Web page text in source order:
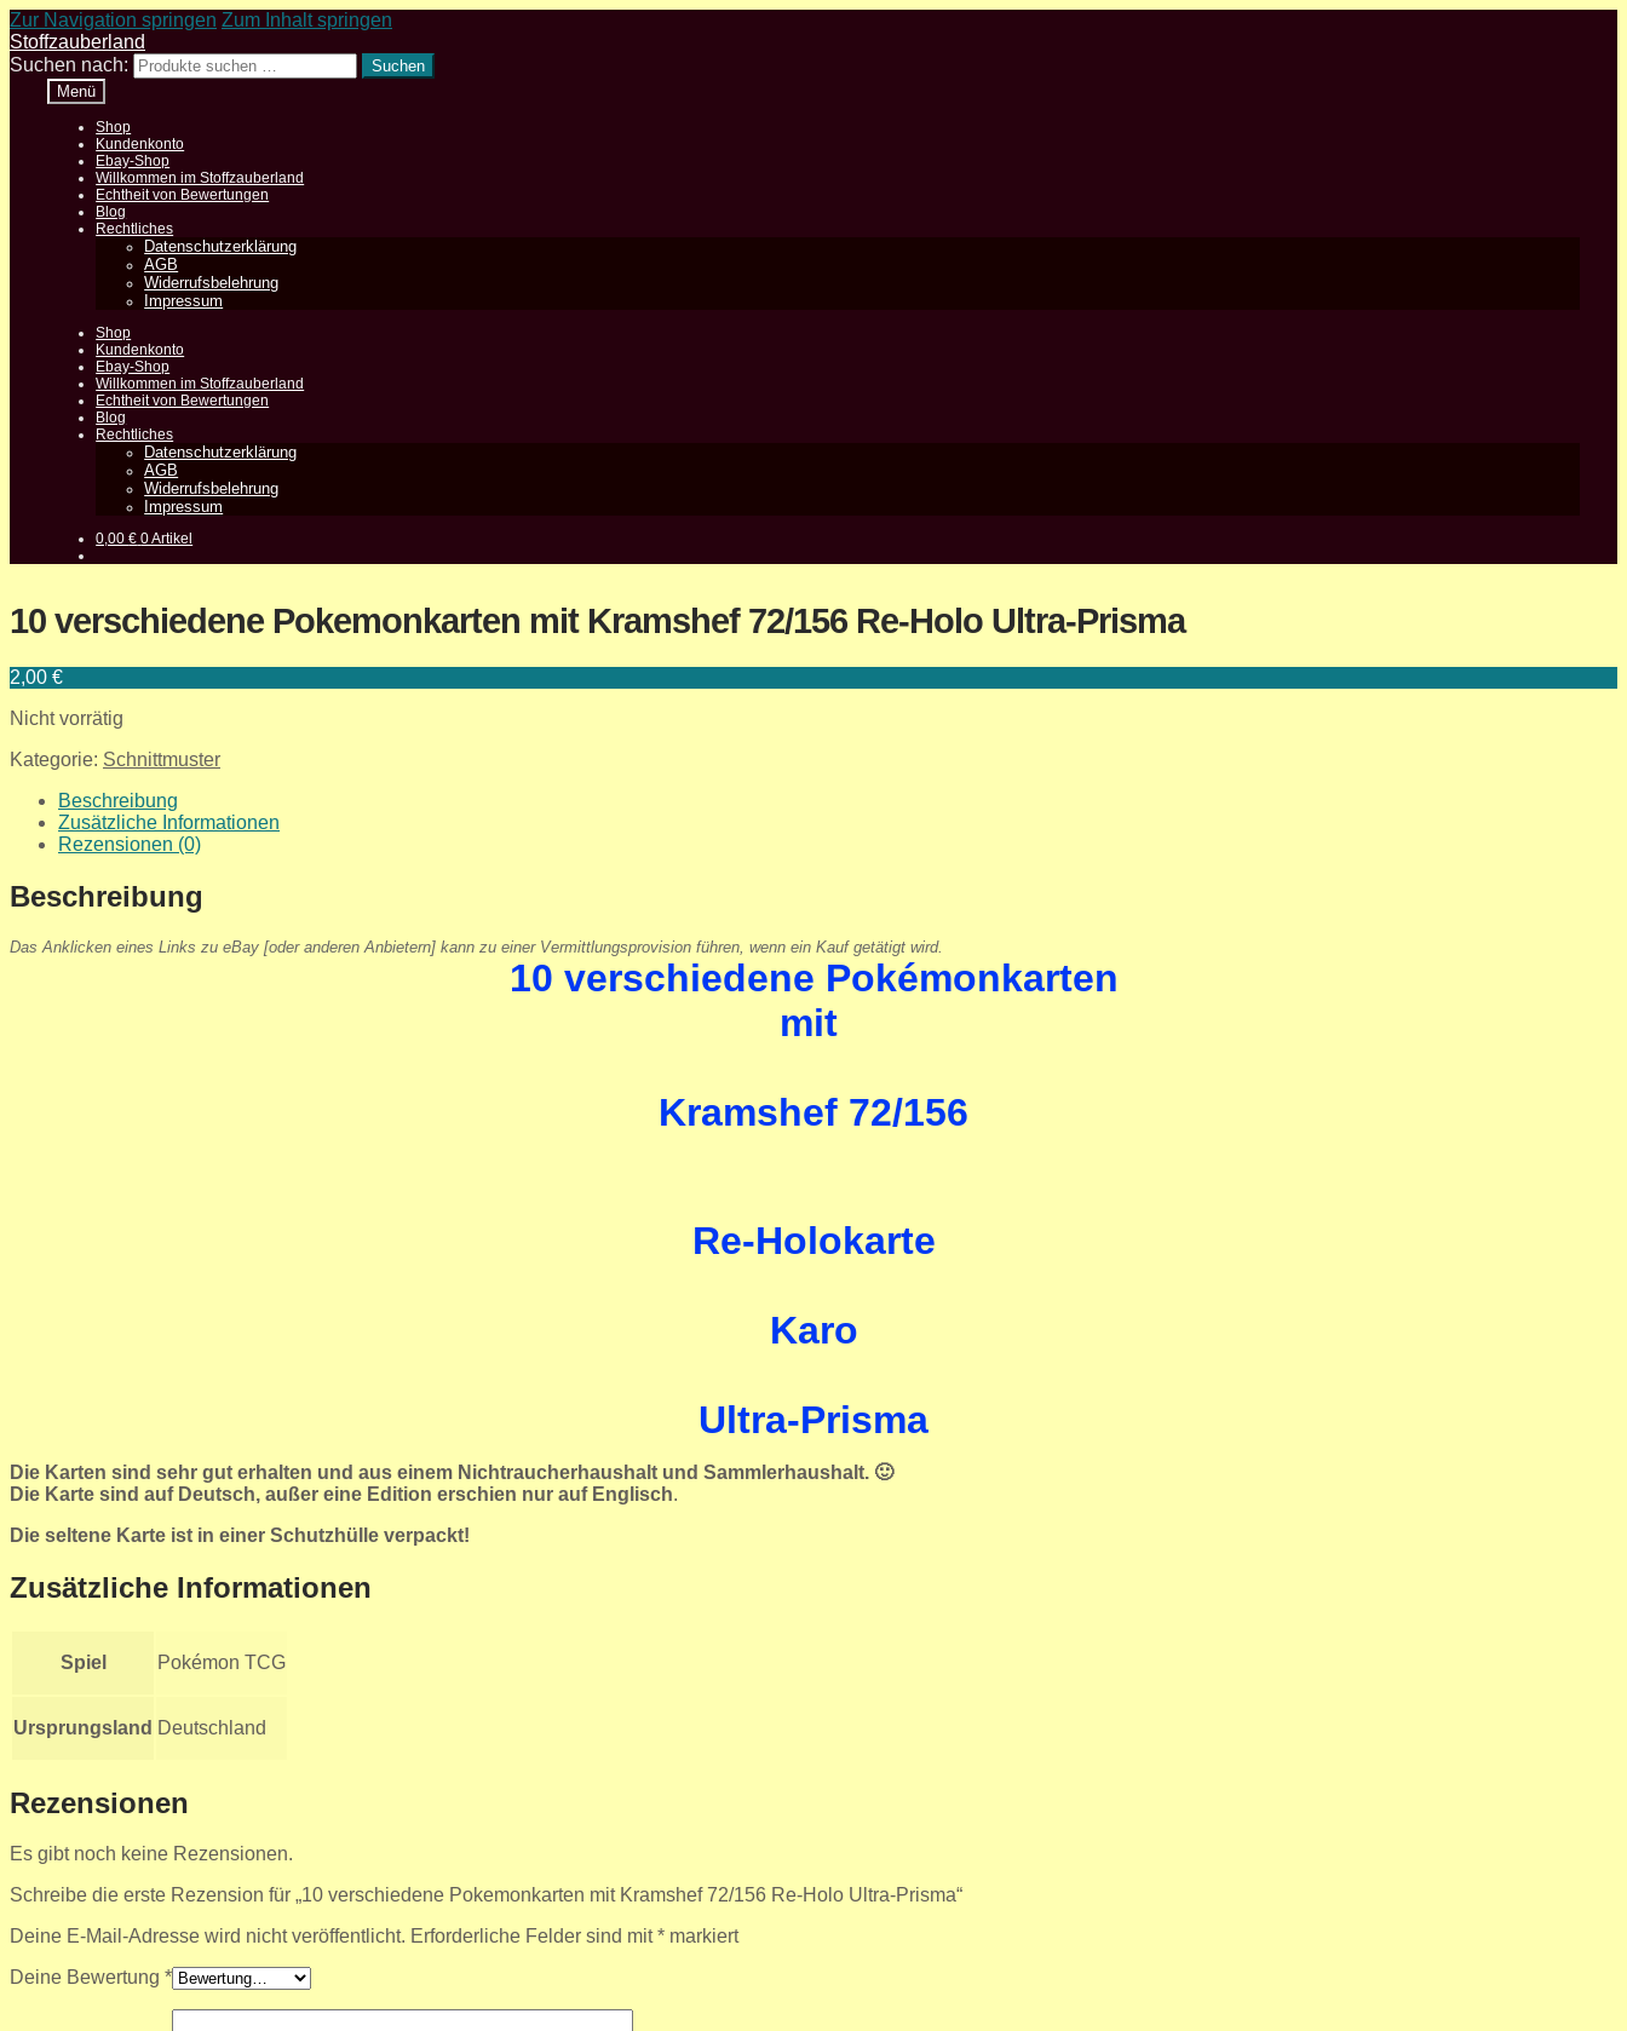
Zur Navigation springen Zum Inhalt springen
Stoffzauberland
Suchen nach:
Suchen
Menü
Shop
Kundenkonto
Ebay-Shop
Willkommen im Stoffzauberland
Echtheit von Bewertungen
Blog
Rechtliches
Datenschutzerklärung
AGB
Widerrufsbelehrung
Impressum
Shop
Kundenkonto
Ebay-Shop
Willkommen im Stoffzauberland
Echtheit von Bewertungen
Blog
Rechtliches
Datenschutzerklärung
AGB
Widerrufsbelehrung
Impressum
0,00€ 0 Artikel
10 verschiedene Pokemonkarten mit Kramshef 72/156 Re-Holo Ultra-Prisma
2,00 €
Nicht vorrätig
Kategorie: Schnittmuster
Beschreibung
Zusätzliche Informationen
Rezensionen (0)
Beschreibung
Das Anklicken eines Links zu eBay [oder anderen Anbietern] kann zu einer Vermittlungsprovision führen, wenn ein Kauf getätigt wird.
10 verschiedene Pokémonkarten
mit
Kramshef 72/156
Re-Holokarte
Karo
Ultra-Prisma
Die Karten sind sehr gut erhalten und aus einem Nichtraucherhaushalt und Sammlerhaushalt. 🙂
Die Karte sind auf Deutsch, außer eine Edition erschien nur auf Englisch.
Die seltene Karte ist in einer Schutzhülle verpackt!
Zusätzliche Informationen
Spiel Pokémon TCG
Ursprungsland Deutschland
Rezensionen
Es gibt noch keine Rezensionen.
Schreibe die erste Rezension für „10 verschiedene Pokemonkarten mit Kramshef 72/156 Re-Holo Ultra-Prisma“
Deine E-Mail-Adresse wird nicht veröffentlicht. Erforderliche Felder sind mit* markiert
Deine Bewertung *